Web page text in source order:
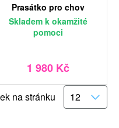
Prasátko pro chov
Skladem k okamžité
pomoci
1 980 Kč
na stránku